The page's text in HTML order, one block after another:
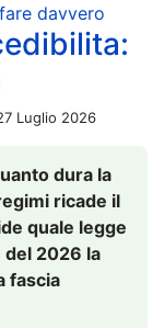
davvero
Luglio 2026
dura la
ricade il
quale legge
del 2026 la
fascia